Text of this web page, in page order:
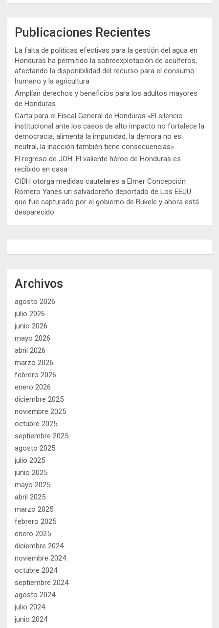
Publicaciones Recientes
La falta de políticas efectivas para la gestión del agua en
Honduras ha permitido la sobreexplotación de acuíferos,
afectando la disponibilidad del recurso para el consumo
humano y la agricultura
Amplían derechos y beneficios para los adultos mayores
de Honduras
Carta para el Fiscal General de Honduras «El silencio
institucional ante los casos de alto impacto no fortalece la
democracia, alimenta la impunidad, la demora no es
neutral, la inacción también tiene consecuencias»
El regreso de JOH: El valiente héroe de Honduras es
recibido en casa.
CIDH otorga medidas cautelares a Elmer Concepción
Romero Yanes un salvadoreño deportado de Los EEUU
que fue capturado por el gobierno de Bukele y ahora está
desparecido
Archivos
agosto 2026
julio 2026
junio 2026
mayo 2026
abril 2026
marzo 2026
febrero 2026
enero 2026
diciembre 2025
noviembre 2025
octubre 2025
septiembre 2025
agosto 2025
julio 2025
junio 2025
mayo 2025
abril 2025
marzo 2025
febrero 2025
enero 2025
diciembre 2024
noviembre 2024
octubre 2024
septiembre 2024
agosto 2024
julio 2024
junio 2024